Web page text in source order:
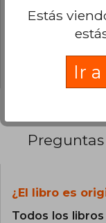
¿El libro es
Todos los
Estás
Ir